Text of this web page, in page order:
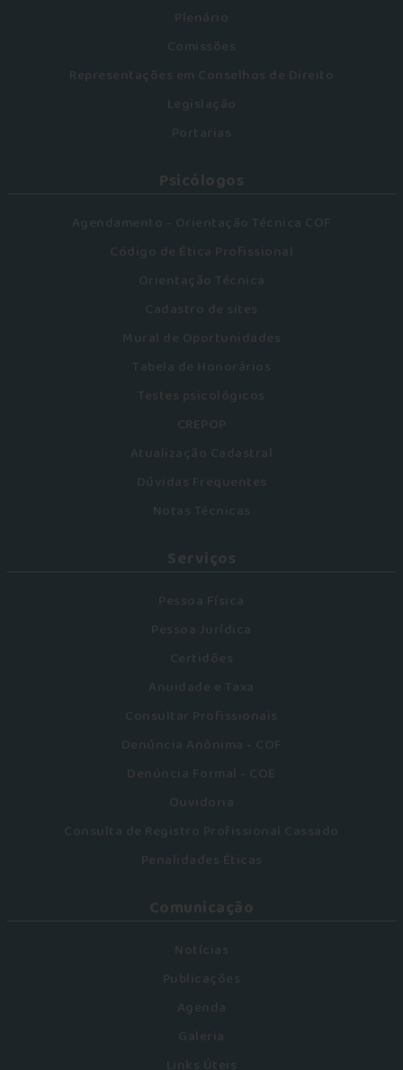
Plenário
Comissões
Representações em Conselhos de Direito
Legislação
Portarias
Psicólogos
Agendamento - Orientação Técnica COF
Código de Ética Profissional
Orientação Técnica
Cadastro de sites
Mural de Oportunidades
Tabela de Honorários
Testes psicológicos
CREPOP
Atualização Cadastral
Dúvidas Frequentes
Notas Técnicas
Serviços
Pessoa Física
Pessoa Jurídica
Certidões
Anuidade e Taxa
Consultar Profissionais
Denúncia Anônima - COF
Denúncia Formal - COE
Ouvidoria
Consulta de Registro Profissional Cassado
Penalidades Éticas
Comunicação
Notícias
Publicações
Agenda
Galeria
Links Úteis